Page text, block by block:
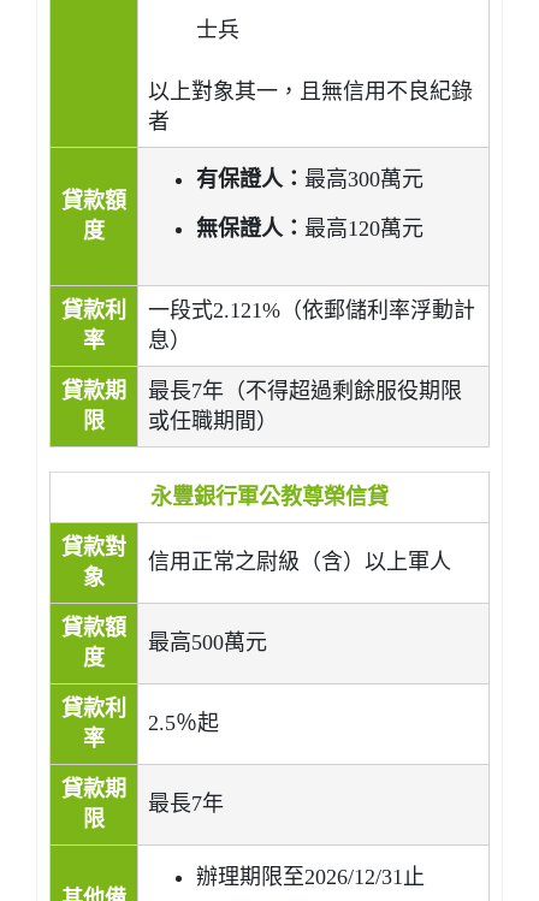
士兵
以上對象其一，且無信用不良紀錄
者
貸款額
度
有保證人： 最高300萬元
無保證人： 最高120萬元
貸款利
率
一段式2.121%（依郵儲利率浮動計
息）
貸款期
限
最長7年（不得超過剩餘服役期限
或任職期間）
永豐銀行軍公教尊榮信貸
貸款對
象
信用正常之尉級（含）以上軍人
貸款額
度
最高500萬元
貸款利
率
2.5％起
貸款期
限
最長7年
辦理期限至2026/12/31止